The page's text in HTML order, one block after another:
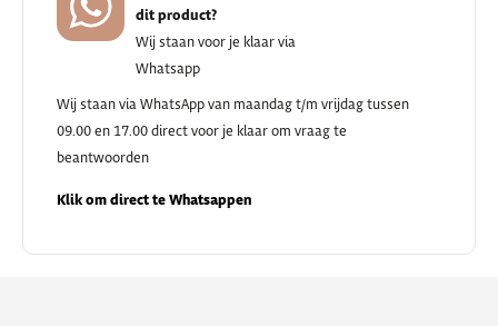
dit product?
Wij staan voor je klaar via
Whatsapp
Wij staan via WhatsApp van maandag t/m vrijdag tussen
09.00 en 17.00 direct voor je klaar om vraag te
beantwoorden
Klik om direct te Whatsappen